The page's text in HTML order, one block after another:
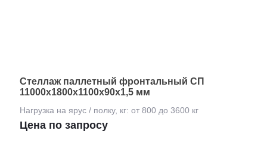
Стеллаж паллетный фронтальный СП
11000х1800х1100х90х1,5 мм
Цена по запросу